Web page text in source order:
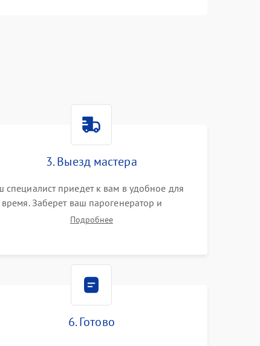
3. Выезд мастера
специалист приедет к вам в удобное для
время. Заберет ваш парогенератор и
на склад для диагностики.
Подробнее
6. Готово